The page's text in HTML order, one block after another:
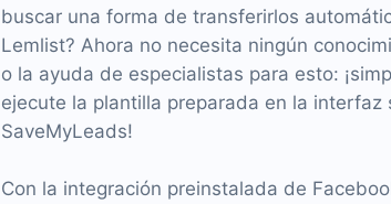
buscar una forma de transferirlos
Lemlist? Ahora no necesita ningún
o la ayuda de especialistas para esto:
ejecute la plantilla preparada en la interfaz
SaveMyLeads!
Con la integración preinstalada de